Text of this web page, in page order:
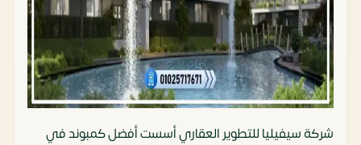
شركة سيفيليا للتطوير العقاري أسست أفضل كمبوند في